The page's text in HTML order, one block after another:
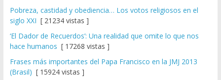
Pobreza, castidad y obediencia… Los votos religiosos en el
siglo XXI [ 21234 vistas ]
‘El Dador de Recuerdos’: Una realidad que omite lo que nos
hace humanos [ 17268 vistas ]
Frases más importantes del Papa Francisco en la JMJ 2013
(Brasil) [ 15924 vistas ]